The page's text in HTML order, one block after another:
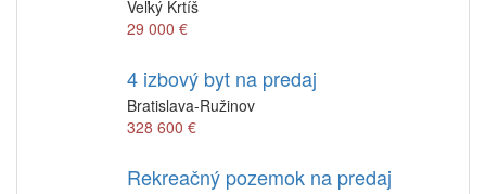
Veľký Krtíš
29 000 €
4 izbový byt na predaj
Bratislava-Ružinov
328 600 €
Rekreačný pozemok na predaj